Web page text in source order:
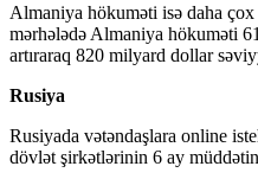
Almaniya hökuməti isə daha
mərhələdə Almaniya hökuməti
artıraraq 820 milyard dollar
Rusiya
Rusiyada vətəndaşlara online
dövlət şirkətlərinin 6 ay